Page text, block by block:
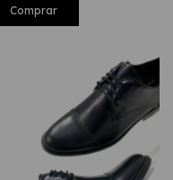
Comprar